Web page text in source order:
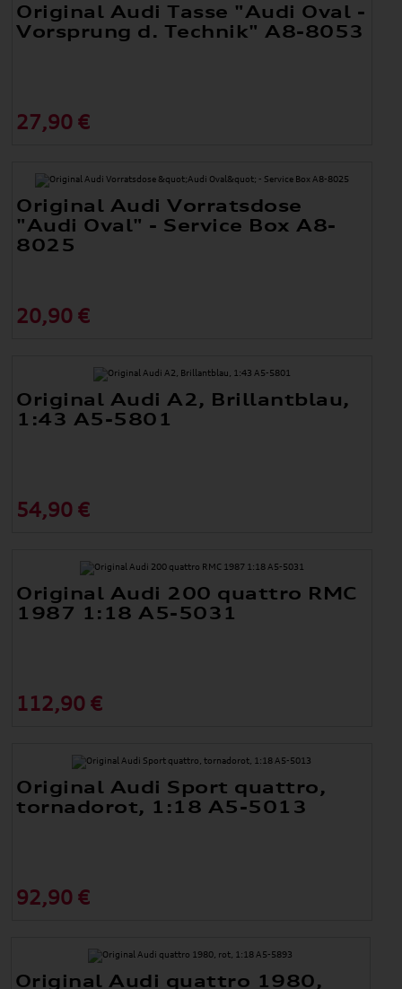
Original Audi Tasse "Audi Oval -
Vorsprung d. Technik" A8-8053
27,90 €
Original Audi Vorratsdose
"Audi Oval" - Service Box A8-
8025
20,90 €
Original Audi A2, Brillantblau,
1:43 A5-5801
54,90 €
Original Audi 200 quattro RMC
1987 1:18 A5-5031
112,90 €
Original Audi Sport quattro,
tornadorot, 1:18 A5-5013
92,90 €
Original Audi quattro 1980,